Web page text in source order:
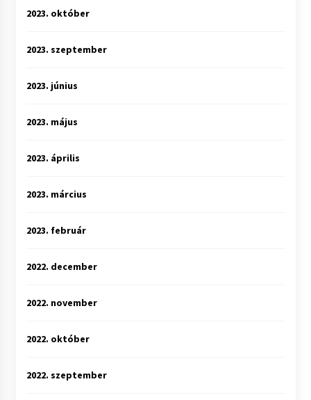
2023. október
2023. szeptember
2023. június
2023. május
2023. április
2023. március
2023. február
2022. december
2022. november
2022. október
2022. szeptember